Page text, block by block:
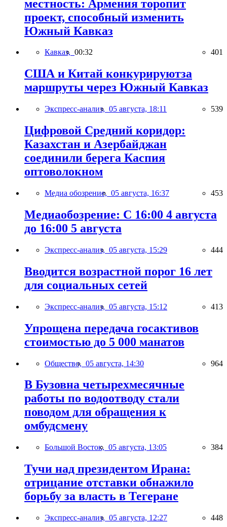
местность: Армения торопит
проект, способный изменить
Южный Кавказ
Кавказ, 00:32 401
США и Китай конкурируютза
маршруты через Южный Кавказ
Экспресс-анализ, 05 августа, 18:11 539
Цифровой Средний коридор:
Казахстан и Азербайджан
соединили берега Каспия
оптоволокном
Медиа обозрение, 05 августа, 16:37 453
Медиаобозрение: С 16:00 4 августа
до 16:00 5 августа
Экспресс-анализ, 05 августа, 15:29 444
Вводится возрастной порог 16 лет
для социальных сетей
Экспресс-анализ, 05 августа, 15:12 413
Упрощена передача госактивов
стоимостью до 5 000 манатов
Общество, 05 августа, 14:30 964
В Бузовна четырехмесячные
работы по водоотводу стали
поводом для обращения к
омбудсмену
Большой Восток, 05 августа, 13:05 384
Тучи над президентом Ирана:
отрицание отставки обнажило
борьбу за власть в Тегеране
Экспресс-анализ, 05 августа, 12:27 448